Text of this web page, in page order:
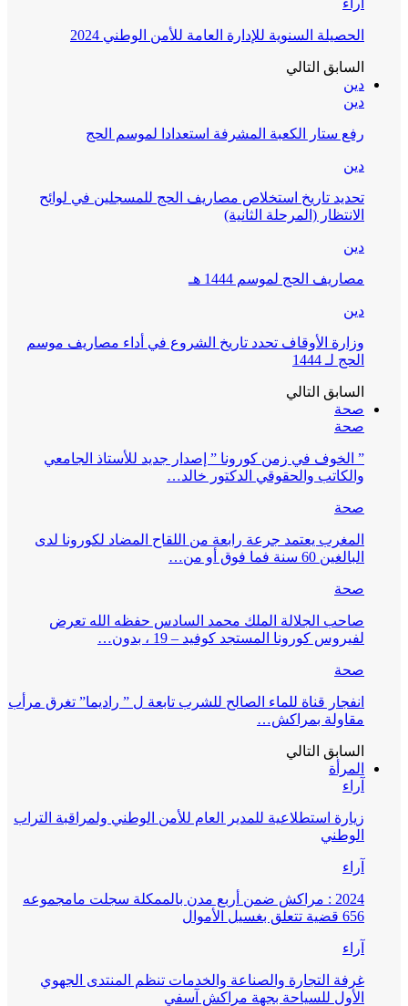
آراء
الحصيلة السنوية للإدارة العامة للأمن الوطني 2024
السابق التالي
دين
دين
رفع ستار الكعبة المشرفة استعدادا لموسم الحج
دين
تحديد تاريخ استخلاص مصاريف الحج للمسجلين في لوائح
الانتظار (المرحلة الثانية)
دين
مصاريف الحج لموسم 1444 هـ
دين
وزارة الأوقاف تحدد تاريخ الشروع في أداء مصاريف موسم
الحج لـ 1444
السابق التالي
صحة
صحة
” الخوف في زمن كورونا ” إصدار جديد للأستاذ الجامعي
والكاتب والحقوقي الدكتور خالد…
صحة
المغرب يعتمد جرعة رابعة من اللقاح المضاد لكورونا لدى
البالغين 60 سنة فما فوق أو من…
صحة
صاحب الجلالة الملك محمد السادس حفظه الله تعرض
لفيروس كورونا المستجد كوفيد – 19 ، بدون…
صحة
انفجار قناة للماء الصالح للشرب تابعة ل ” راديما” تغرق مرأب
مقاولة بمراكش…
السابق التالي
المرأة
آراء
زيارة استطلاعية للمدير العام للأمن الوطني ولمراقبة التراب
الوطني
آراء
2024 : مراكش ضمن أربع مدن بالممكلة سجلت مامجموعه
656 قضية تتعلق بغسيل الأموال
آراء
غرفة التجارة والصناعة والخدمات تنظم المنتدى الجهوي
الأول للسياحة بجهة مراكش آسفي